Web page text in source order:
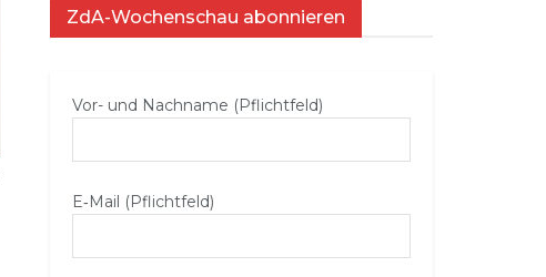
ZdA-Wochenschau abonnieren
Vor- und Nachname (Pflichtfeld)
E‑Mail (Pflichtfeld)